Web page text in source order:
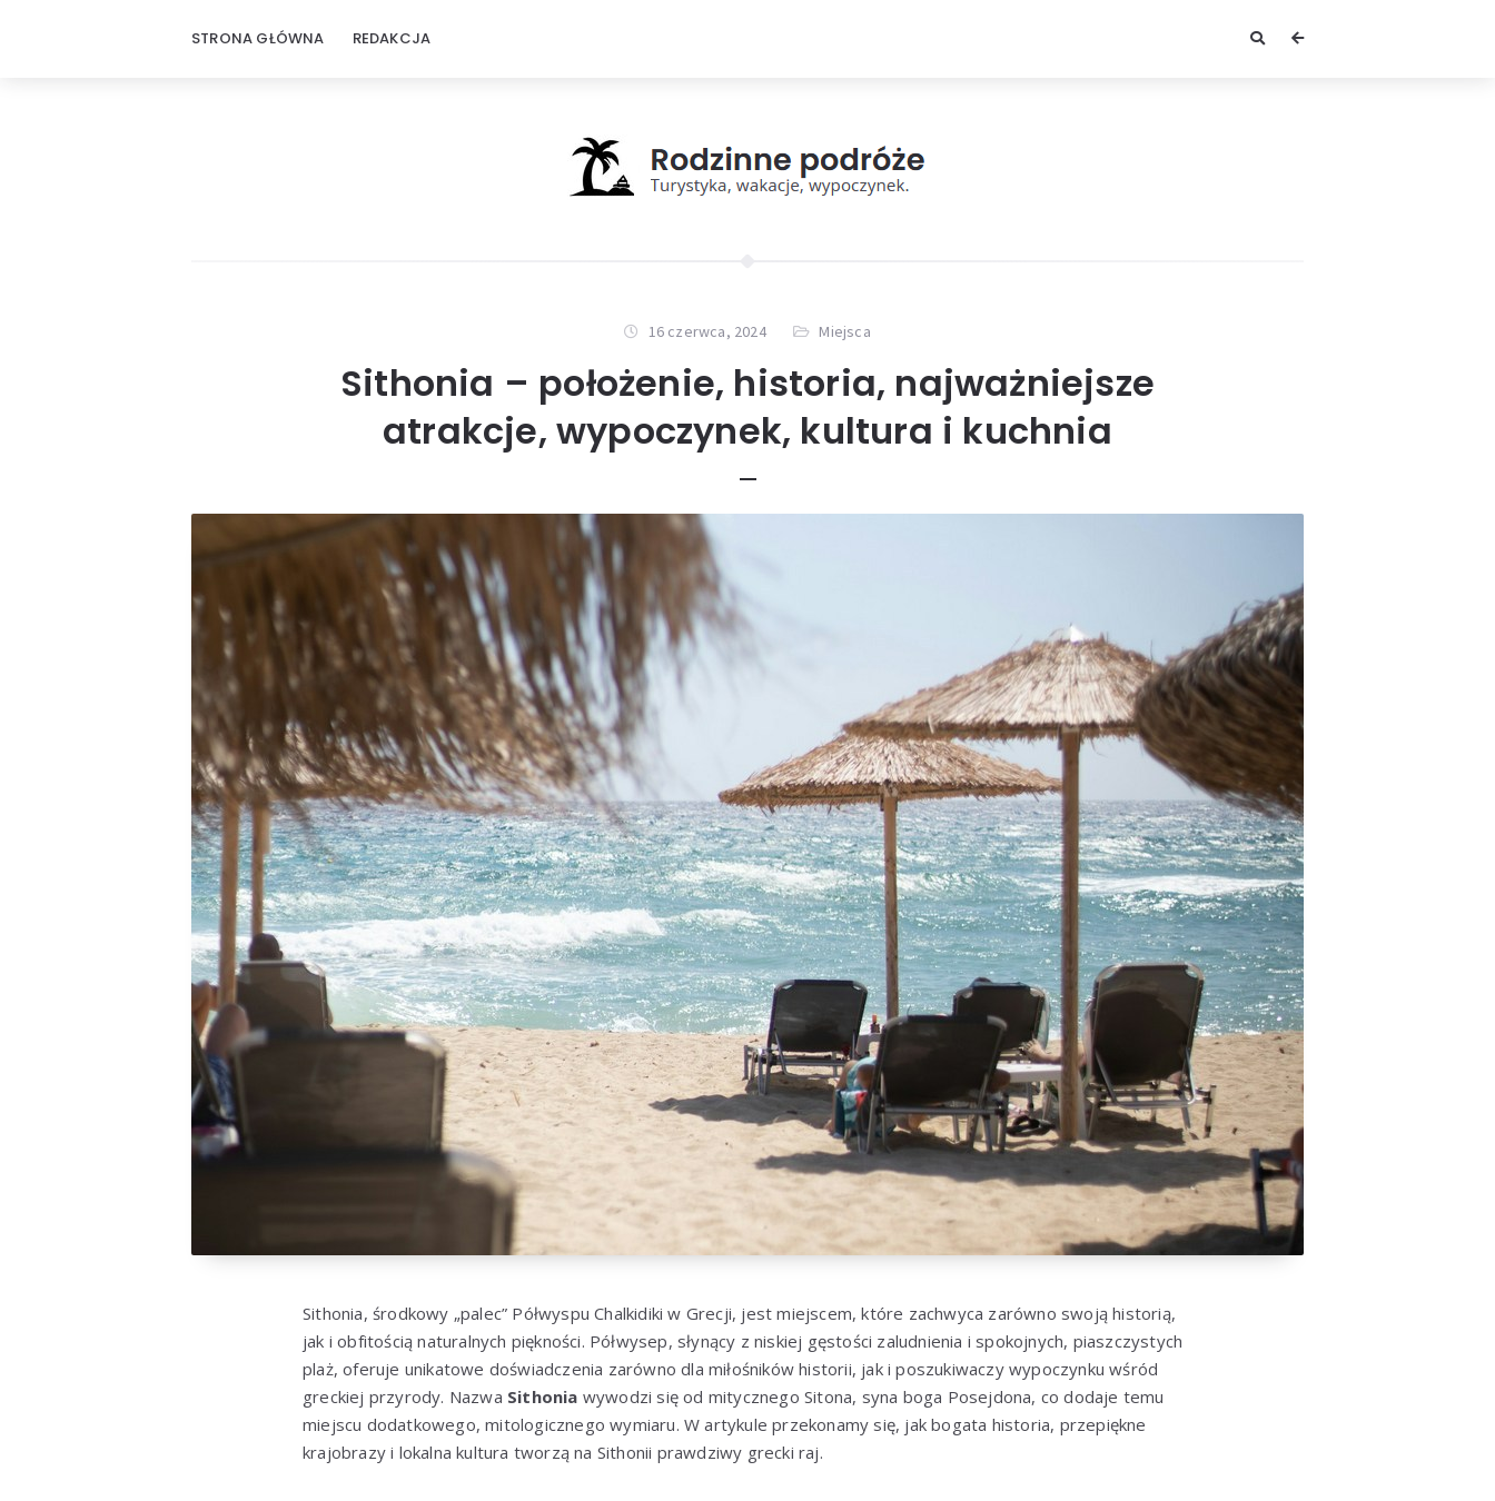
STRONA GŁÓWNA REDAKCJA
16 czerwca, 2024 Miejsca
Sithonia – położenie, historia, najważniejsze
atrakcje, wypoczynek, kultura i kuchnia
Sithonia, środkowy „palec” Półwyspu Chalkidiki w Grecji, jest miejscem, które zachwyca zarówno swoją historią,
jak i obfitością naturalnych piękności. Półwysep, słynący z niskiej gęstości zaludnienia i spokojnych, piaszczystych
plaż, oferuje unikatowe doświadczenia zarówno dla miłośników historii, jak i poszukiwaczy wypoczynku wśród
greckiej przyrody. Nazwa Sithonia wywodzi się od mitycznego Sitona, syna boga Posejdona, co dodaje temu
miejscu dodatkowego, mitologicznego wymiaru. W artykule przekonamy się, jak bogata historia, przepiękne
krajobrazy i lokalna kultura tworzą na Sithonii prawdziwy grecki raj.